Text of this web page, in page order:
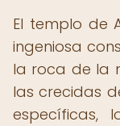
El templo de
ingeniosa
la roca de la
las crecidas
específicas,